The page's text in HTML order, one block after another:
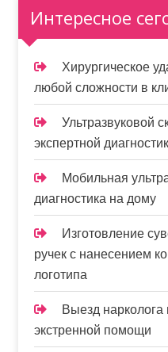
Интересное
Хирургическое
любой сложности в
Ультразвуковой
экспертной
Мобильная
диагностика на дому
Изготовление
ручек с нанесением
логотипа
Выезд нарколога
экстренной помощи